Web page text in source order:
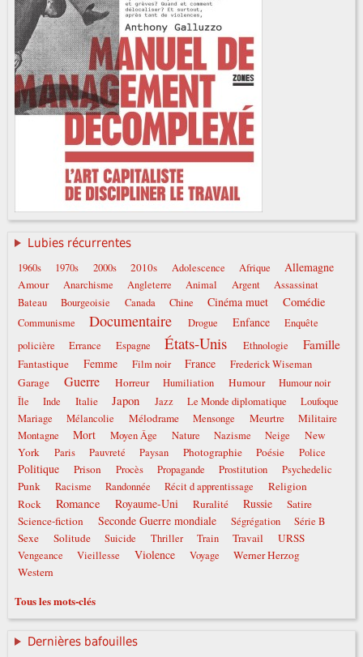
Lubies récurrentes
1960s 1970s 2000s 2010s Adolescence Afrique Allemagne
Amour Anarchisme Angleterre Animal Argent
Assassinat
Bateau
Bourgeoisie Canada Chine Cinéma muet Comédie
Communisme Documentaire Drogue Enfance
Enquête
policière
Errance Espagne États-Unis Ethnologie Famille
Fantastique Femme Film noir France Frederick Wiseman
Garage Guerre Horreur Humiliation Humour
Humour noir
Île
Inde Italie Japon Jazz Le Monde diplomatique
Loufoque
Mariage
Mélancolie Mélodrame Mensonge Meurtre Militaire
Montagne Mort Moyen Âge Nature Nazisme Neige
New
York
Paris Pauvreté Paysan Photographie Poésie Police
Politique Prison Procès Propagande Prostitution Psychedelic
Punk Racisme Randonnée Récit d apprentissage
Religion
Rock
Romance Royaume-Uni Ruralité Russie
Satire
Science-fiction
Seconde Guerre mondiale Ségrégation Série B
Sexe Solitude Suicide Thriller Train Travail URSS
Vengeance Vieillesse Violence Voyage
Werner Herzog
Western
Tous les mots-clés
Dernières bafouilles